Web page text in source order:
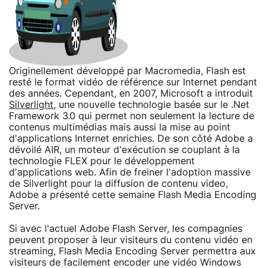
Originellement développé par Macromedia, Flash est
resté le format vidéo de référence sur Internet pendant
des années. Cependant, en 2007, Microsoft a introduit
Silverlight, une nouvelle technologie basée sur le .Net
Framework 3.0 qui permet non seulement la lecture de
contenus multimédias mais aussi la mise au point
d'applications Internet enrichies. De son côté Adobe a
dévoilé AIR, un moteur d'exécution se couplant à la
technologie FLEX pour le développement
d'applications web. Afin de freiner l'adoption massive
de Silverlight pour la diffusion de contenu video,
Adobe a présenté cette semaine Flash Media Encoding
Server.
Si avec l'actuel Adobe Flash Server, les compagnies
peuvent proposer à leur visiteurs du contenu vidéo en
streaming, Flash Media Encoding Server permettra aux
visiteurs de facilement encoder une vidéo Windows